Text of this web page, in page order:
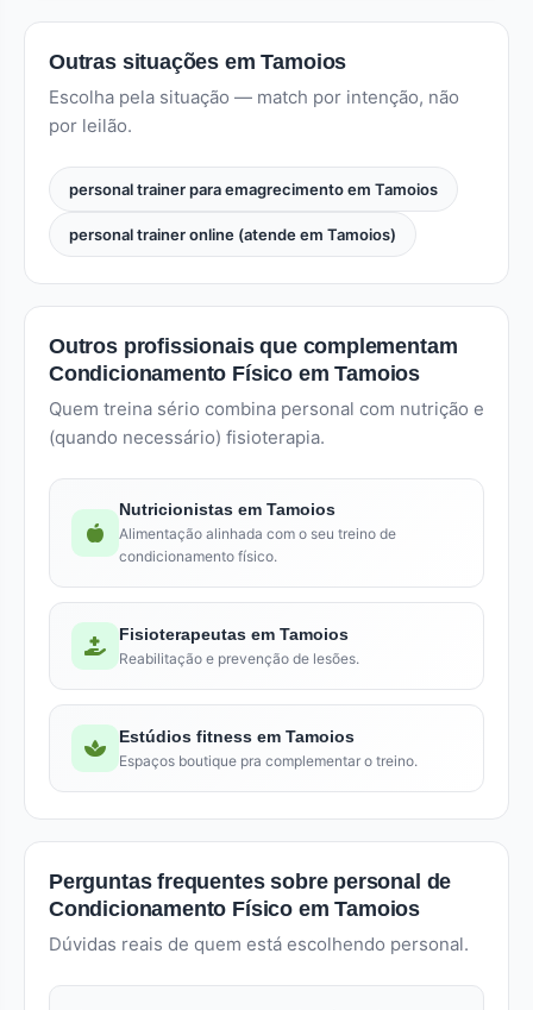
Outras situações em Tamoios
Escolha pela situação — match por intenção, não
por leilão.
personal trainer para emagrecimento em Tamoios
personal trainer online (atende em Tamoios)
Outros profissionais que complementam
Condicionamento Físico em Tamoios
Quem treina sério combina personal com nutrição e
(quando necessário) fisioterapia.
Nutricionistas em Tamoios
Alimentação alinhada com o seu treino de
condicionamento físico.
Fisioterapeutas em Tamoios
Reabilitação e prevenção de lesões.
Estúdios fitness em Tamoios
Espaços boutique pra complementar o treino.
Perguntas frequentes sobre personal de
Condicionamento Físico em Tamoios
Dúvidas reais de quem está escolhendo personal.